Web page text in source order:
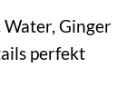
Ginger
perfekt